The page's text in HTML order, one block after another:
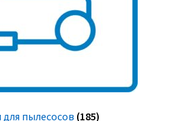
для пылесосов (185)